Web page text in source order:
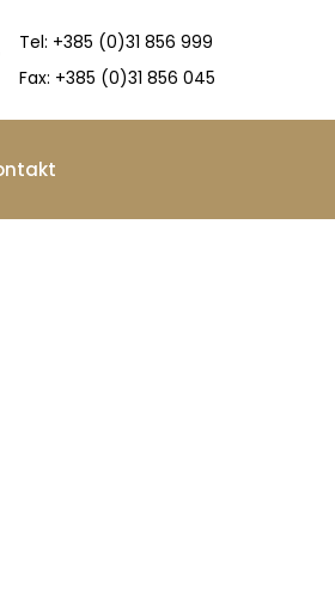
Tel: +385 (0)31 856 999
Fax: +385 (0)31 856 045